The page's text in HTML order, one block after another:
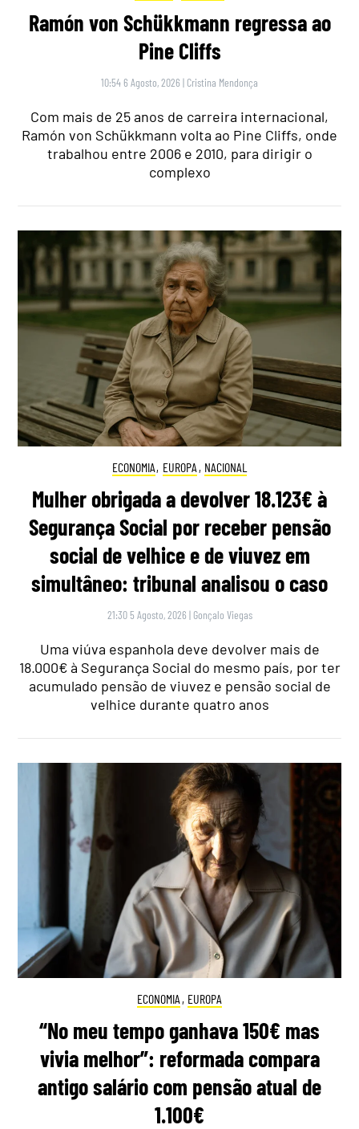
Ramón von Schükkmann regressa ao
Pine Cliffs
10:54 6 Agosto, 2026 | Cristina Mendonça
Com mais de 25 anos de carreira internacional,
Ramón von Schükkmann volta ao Pine Cliffs, onde
trabalhou entre 2006 e 2010, para dirigir o
complexo
ECONOMIA, EUROPA , NACIONAL
Mulher obrigada a devolver 18.123€ à
Segurança Social por receber pensão
social de velhice e de viuvez em
simultâneo: tribunal analisou o caso
21:30 5 Agosto, 2026 | Gonçalo Viegas
Uma viúva espanhola deve devolver mais de
18.000€ à Segurança Social do mesmo país, por ter
acumulado pensão de viuvez e pensão social de
velhice durante quatro anos
ECONOMIA , EUROPA
“No meu tempo ganhava 150€ mas
vivia melhor”: reformada compara
antigo salário com pensão atual de
1.100€